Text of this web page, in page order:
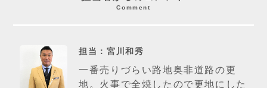
Comment
担当：宮川和秀
一番売りづらい路地奥非道路の更
地。火事で全焼したので更地にした